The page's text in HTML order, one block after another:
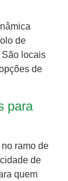
de
São locais
de
para
ramo de
de
quem